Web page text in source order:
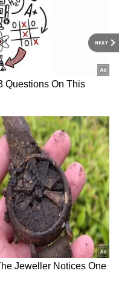
NEXT
ವಿಭಾಗದಲ್ಲಿ ಕಳೆದ
ದೃಶ್ಯ ಮಾಧ್ಯಮ,
ಮಾಡಿದ ಅನುಭವವಿದೆ.
ಪದವಿ.
ಜೀವನಶೈಲಿ,